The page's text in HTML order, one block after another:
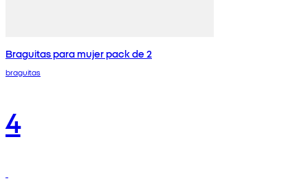
Braguitas para mujer pack de 2
braguitas
4